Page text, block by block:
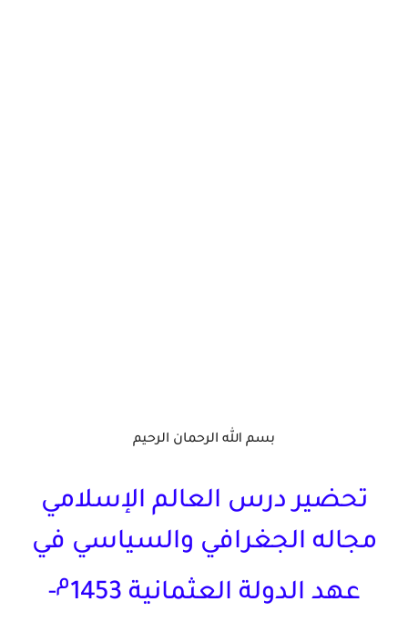
بسم الله الرحمان الرحيم
تحضير درس العالم الإسلامي
مجاله الجغرافي والسياسي في
عهد الدولة العثمانية 1453
م-